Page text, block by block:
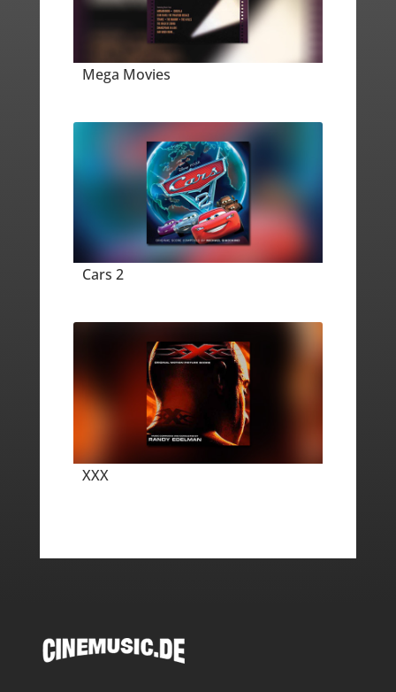
Mega Movies
Cars 2
XXX